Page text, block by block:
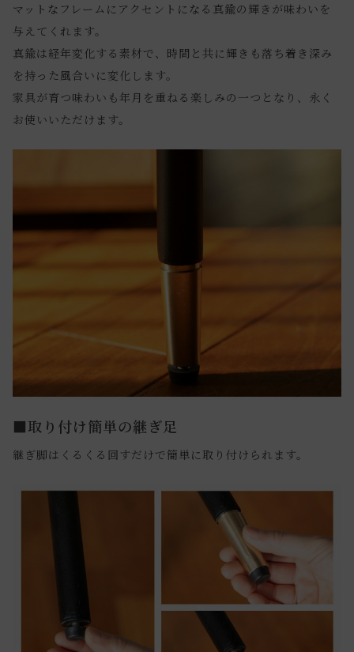
マットなフレームにアクセントになる真鍮の輝きが味わいを
与えてくれます。
真鍮は経年変化する素材で、時間と共に輝きも落ち着き深み
を持った風合いに変化します。
家具が育つ味わいも年月を重ねる楽しみの一つとなり、永く
お使いいただけます。
■取り付け簡単の継ぎ足
継ぎ脚はくるくる回すだけで簡単に取り付けられます。